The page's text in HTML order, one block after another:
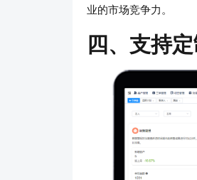
业的市场竞争力。
四、支持